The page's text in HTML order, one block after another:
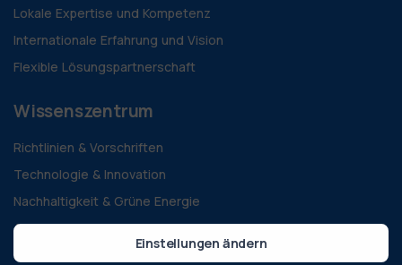
Lokale Expertise und Kompetenz
Internationale Erfahrung und Vision
Flexible Lösungspartnerschaft
Wissenszentrum
Richtlinien & Vorschriften
Technologie & Innovation
Nachhaltigkeit & Grüne Energie
Alle Blogs
Fallstudien
Einstellungen ändern